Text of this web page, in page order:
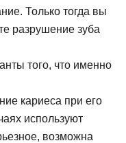
Только тогда вы
разрушение зуба
того, что именно
кариеса при его
используют
возможна